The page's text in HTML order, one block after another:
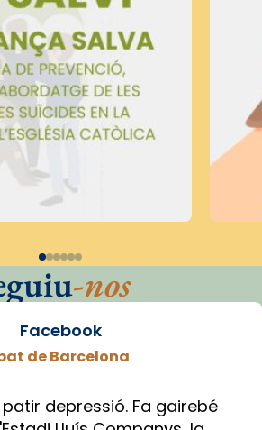
-nos
Facebook
de Barcelona
depressió. Fa gairebé